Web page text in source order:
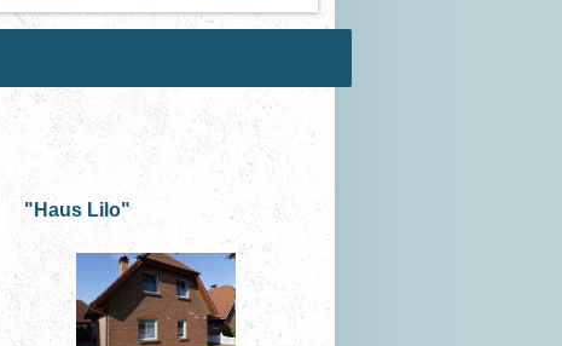
"Haus Lilo"